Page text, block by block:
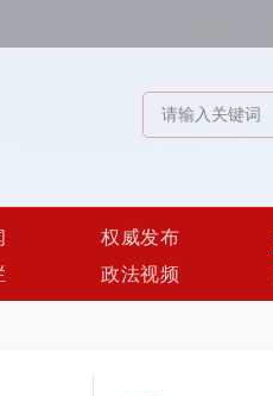
权威发布
政法视频